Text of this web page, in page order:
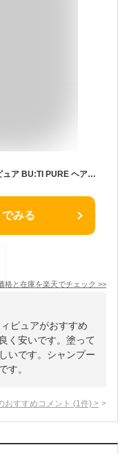
【最大333円OFFクーポン】ビューティピュア BU:TI PURE ヘアカラー CHOCOLATE BROWN チョコレートブラウン 60g 韓国コスメ 1dayヘアカラー 【あす楽休止中】
みる
格と在庫を楽天でチェック >>
ピュアがおすすめ
く安いです。塗って
いです。シャンプー
す。
おすすめコメント (1 件) >